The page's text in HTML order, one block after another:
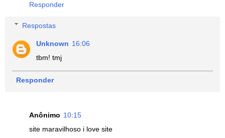
Responder
Respostas
Unknown 16:06
tbm! tmj
Responder
Anônimo 10:15
site maravilhoso i love site